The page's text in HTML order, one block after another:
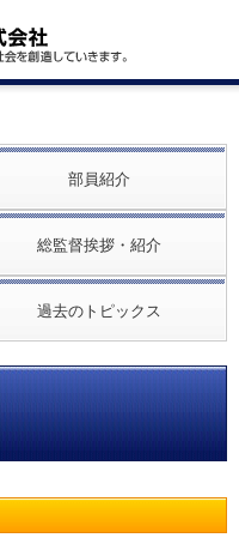
部員紹介
総監督挨拶・紹介
過去のトピックス